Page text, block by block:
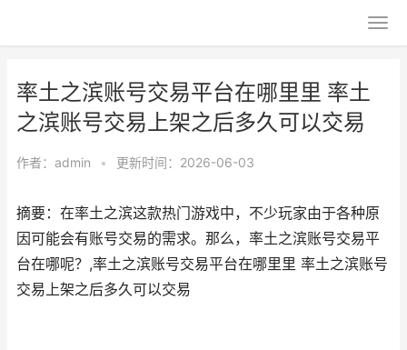
率土之滨账号交易平台在哪里里 率土
之滨账号交易上架之后多久可以交易
作者： admin • 更新时间：2026-06-03
摘要：在率土之滨这款热门游戏中，不少玩家由于各种原
因可能会有账号交易的需求。那么，率土之滨账号交易平
台在哪呢？,率土之滨账号交易平台在哪里里 率土之滨账号
交易上架之后多久可以交易